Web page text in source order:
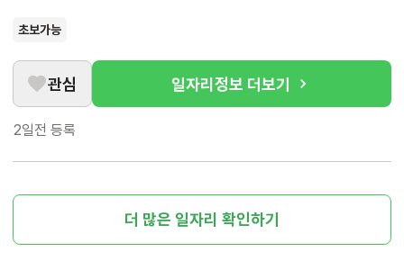
초보가능
관심 일자리정보 더보기
2일전 등록
더 많은 일자리 확인하기